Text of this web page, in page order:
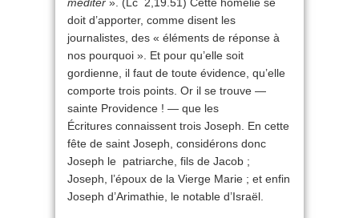
doit d’apporter, comme disent les
journalistes, des « éléments de réponse à
nos pourquoi ». Et pour qu’elle soit
gordienne, il faut de toute évidence, qu’elle
comporte trois points. Or il se trouve —
sainte Providence ! — que les
Écritures connaissent trois Joseph. En cette
fête de saint Joseph, considérons donc
Joseph le patriarche, fils de Jacob ;
Joseph, l’époux de la Vierge Marie ; et enfin
Joseph d’Arimathie, le notable d’Israël.